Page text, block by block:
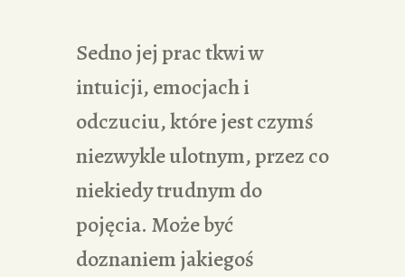
Sedno jej prac tkwi w
intuicji, emocjach i
odczuciu, które jest czymś
niezwykle ulotnym, przez co
niekiedy trudnym do
pojęcia. Może być
doznaniem jakiegoś